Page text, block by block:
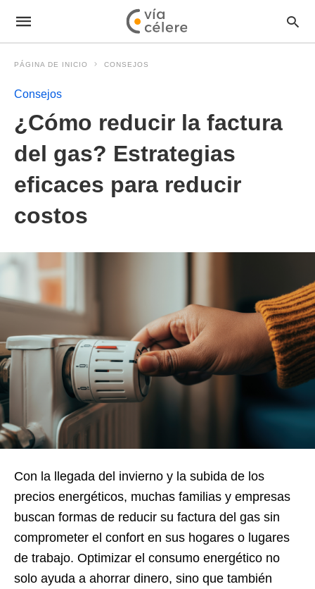
PÁGINA DE INICIO CONSEJOS
Consejos
¿Cómo reducir la factura
del gas? Estrategias
eficaces para reducir
costos
Con la llegada del invierno y la subida de los
precios energéticos, muchas familias y empresas
buscan formas de reducir su factura del gas sin
comprometer el confort en sus hogares o lugares
de trabajo. Optimizar el consumo energético no
solo ayuda a ahorrar dinero, sino que también